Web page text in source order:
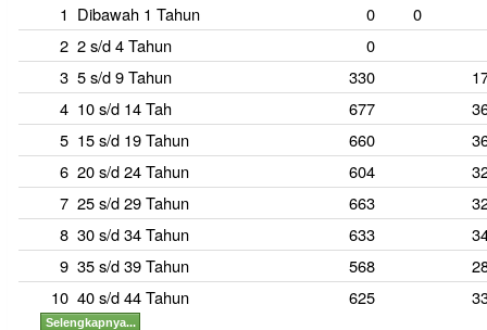
1 Dibawah 1 Tahun 0
0
2 2 s/d 4 Tahun
0
3 5 s/d 9 Tahun 330
4 10 s/d 14 Tah 677
5 15 s/d 19 Tahun 660
6 20 s/d 24 Tahun 604
7 25 s/d 29 Tahun 663
8 30 s/d 34 Tahun 633
9 35 s/d 39 Tahun 568
10 40 s/d 44 Tahun 625
Selengkapnya...